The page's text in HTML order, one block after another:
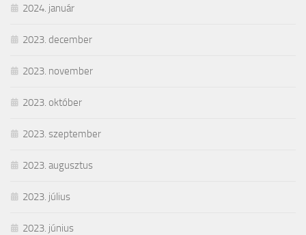
2024. január
2023. december
2023. november
2023. október
2023. szeptember
2023. augusztus
2023. július
2023. június